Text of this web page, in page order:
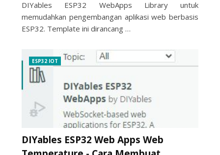
DIYables ESP32 WebApps Library untuk
memudahkan pengembangan aplikasi web berbasis
ESP32. Template ini dirancang …
ESP32 IOT
DIYables ESP32 Web Apps Web